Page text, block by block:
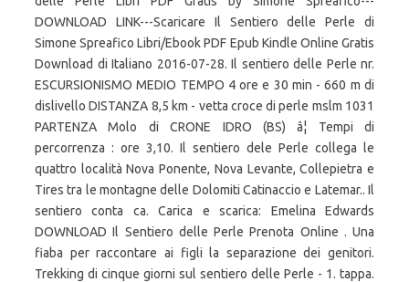
DOWNLOAD LINK---Scaricare Il Sentiero delle Perle di
Simone Spreafico Libri/Ebook PDF Epub Kindle Online Gratis
Download di Italiano 2016-07-28. Il sentiero delle Perle nr.
ESCURSIONISMO MEDIO TEMPO 4 ore e 30 min - 660 m di
dislivello DISTANZA 8,5 km - vetta croce di perle mslm 1031
PARTENZA Molo di CRONE IDRO (BS) â¦ Tempi di
percorrenza : ore 3,10. Il sentiero dele Perle collega le
quattro località Nova Ponente, Nova Levante, Collepietra e
Tires tra le montagne delle Dolomiti Catinaccio e Latemar.. Il
sentiero conta ca. Carica e scarica: Emelina Edwards
DOWNLOAD Il Sentiero delle Perle Prenota Online . Una
fiaba per raccontare ai figli la separazione dei genitori.
Trekking di cinque giorni sul sentiero delle Perle - 1. tappa.